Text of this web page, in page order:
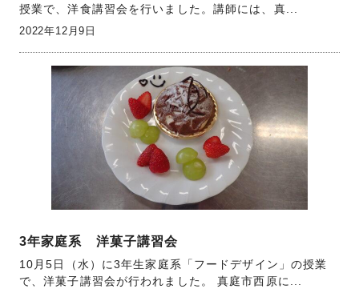
授業で、洋食講習会を行いました。講師には、真...
2022年12月9日
3年家庭系 洋菓子講習会
10月5日（水）に3年生家庭系「フードデザイン」の授業
で、洋菓子講習会が行われました。 真庭市西原に...